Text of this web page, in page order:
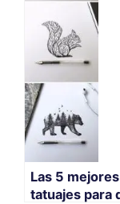
Las 5
tatuajes para